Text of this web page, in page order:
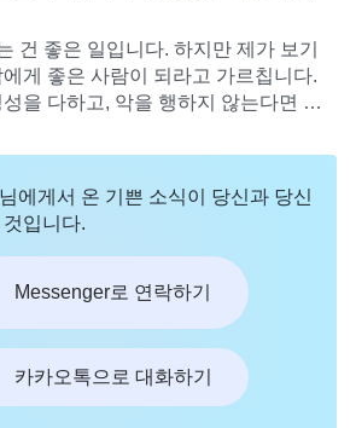
바쁘게 뛰느라 진정한 인생의 방향
가치와 의미도 찾지 못합니다. 이렇게
보면 참으로 허무하고 고통스럽습니
렇게 허무하고 고통스러울까요? 어떻
고통을 해결할 수 있을까요?
건 좋은 일입니다. 하지만 제가 보기
게 좋은 사람이 되라고 가르칩니다.
을 다하고, 악을 행하지 않는다면 하
에게서 온 기쁜 소식이 당신과 당신
입니다.
Messenger로 연락하기
카카오톡으로 대화하기